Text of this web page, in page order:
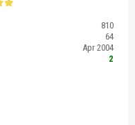
810
64
Apr 2004
2